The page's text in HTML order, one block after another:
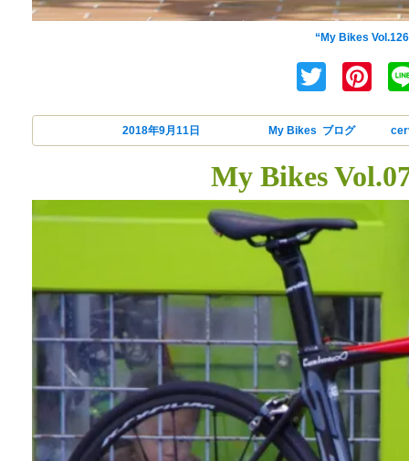
“My Bikes
投稿日:2018年9月11日 カテゴリーMy Bikes ブログ タグ
My Bikes